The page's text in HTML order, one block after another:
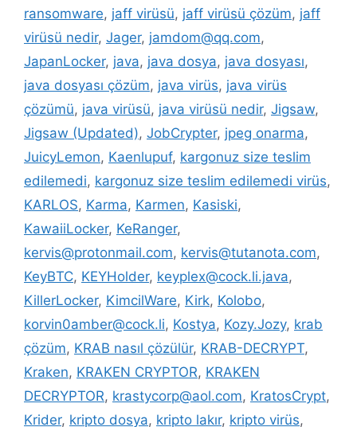
ransomware, jaff virüsü, jaff virüsü çözüm, jaff
virüsü nedir, Jager, jamdom@qq.com,
JapanLocker, java, java dosya, java dosyası,
java dosyası çözüm, java virüs, java virüs
çözümü, java virüsü, java virüsü nedir, Jigsaw,
Jigsaw (Updated), JobCrypter, jpeg onarma,
JuicyLemon, Kaenlupuf, kargonuz size teslim
edilemedi, kargonuz size teslim edilemedi virüs,
KARLOS, Karma, Karmen, Kasiski,
KawaiiLocker, KeRanger,
kervis@protonmail.com, kervis@tutanota.com,
KeyBTC, KEYHolder, keyplex@cock.li.java,
KillerLocker, KimcilWare, Kirk, Kolobo,
korvin0amber@cock.li, Kostya, Kozy.Jozy, krab
çözüm, KRAB nasıl çözülür, KRAB-DECRYPT,
Kraken, KRAKEN CRYPTOR, KRAKEN
DECRYPTOR, krastycorp@aol.com, KratosCrypt,
Krider, kripto dosya, kripto lakır, kripto virüs,